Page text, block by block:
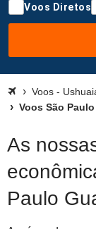
Voos Diretos
Voos -
Voos São
As
Paulo